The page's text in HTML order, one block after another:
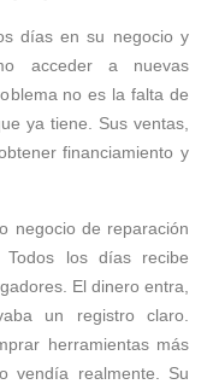
días en su negocio y
acceder a nuevas
no es la falta de
ya tiene. Sus ventas,
financiamiento y
negocio de reparación
los días recibe
El dinero entra,
un registro claro.
herramientas más
vendía realmente. Su